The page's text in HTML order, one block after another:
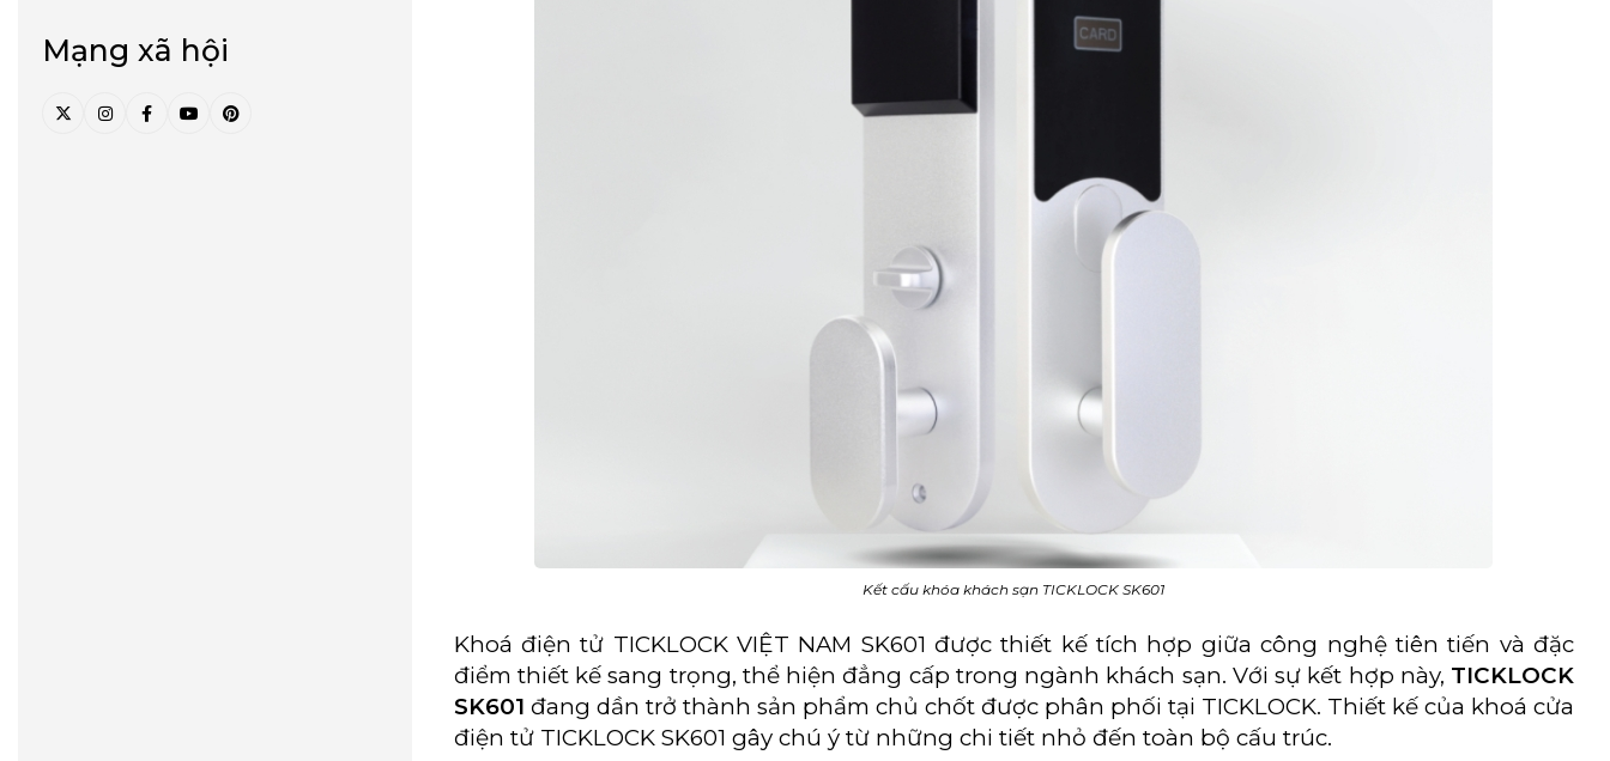
Mạng xã hội
Kết cấu khóa khách sạn TICKLOCK SK601
Khoá điện tử TICKLOCK VIỆT NAM SK601 được thiết kế tích hợp giữa công nghệ tiên tiến và đặc
điểm thiết kế sang trọng, thể hiện đẳng cấp trong ngành khách sạn. Với sự kết hợp này, TICKLOCK
SK601 đang dần trở thành sản phẩm chủ chốt được phân phối tại TICKLOCK. Thiết kế của khoá cửa
điện tử TICKLOCK SK601 gây chú ý từ những chi tiết nhỏ đến toàn bộ cấu trúc.